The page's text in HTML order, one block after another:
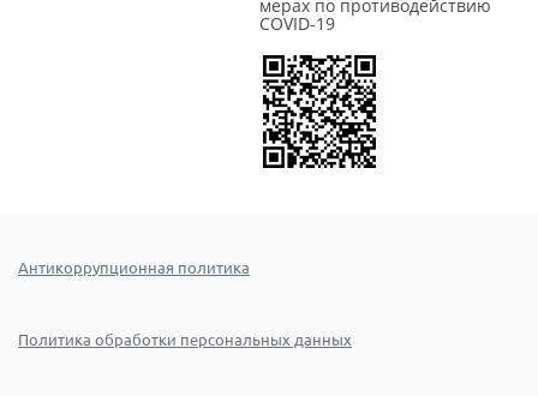
мерах по противодействию
COVID-19
Антикоррупционная политика
Политика обработки персональных данных